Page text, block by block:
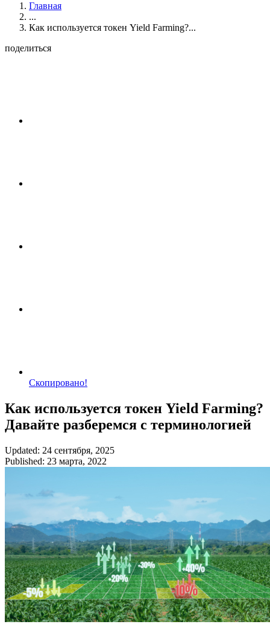
Главная
...
Как используется токен Yield Farming?...
поделиться
Скопировано!
Как используется токен Yield Farming?
Давайте разберемся с терминологией
Updated: 24 сентября, 2025
Published: 23 марта, 2022